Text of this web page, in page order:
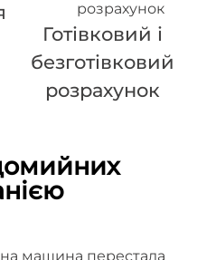
Готівковий і
безготівковий
розрахунок
машина перестала